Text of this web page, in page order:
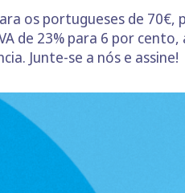
os portugueses de 70€,
de 23% para 6 por
Junte-se a nós e assine!